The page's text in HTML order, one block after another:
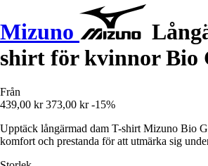
Mizuno
shirt för kvinnor Bio
Från
439,00 kr 373,00 kr -15%
Upptäck långärmad dam T-shirt Mizuno Bio
komfort och prestanda för att utmärka sig